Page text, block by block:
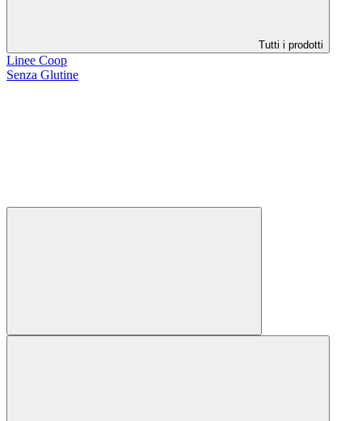
Tutti i prodotti
Linee Coop
Senza Glutine